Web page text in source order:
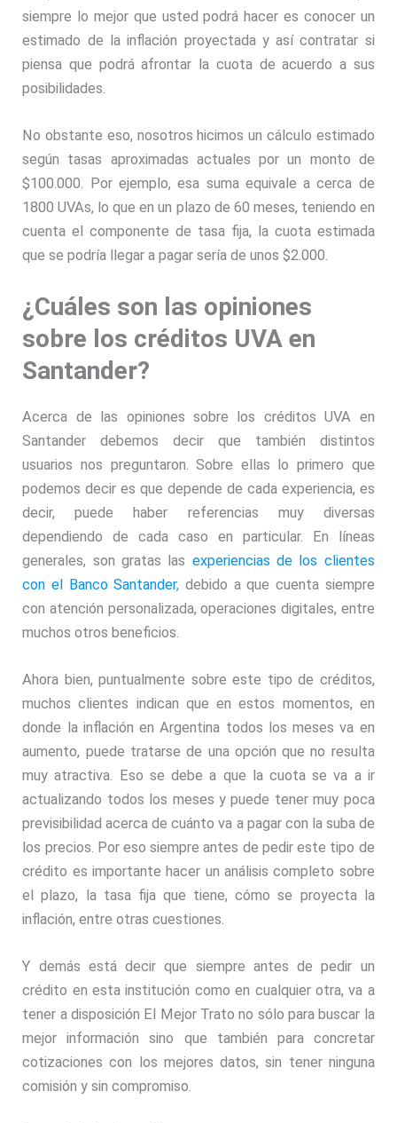
siempre lo mejor que usted podrá hacer es conocer un
estimado de la inflación proyectada y así contratar si
piensa que podrá afrontar la cuota de acuerdo a sus
posibilidades.
No obstante eso, nosotros hicimos un cálculo estimado
según tasas aproximadas actuales por un monto de
$100.000. Por ejemplo, esa suma equivale a cerca de
1800 UVAs, lo que en un plazo de 60 meses, teniendo en
cuenta el componente de tasa fija, la cuota estimada
que se podría llegar a pagar sería de unos $2.000.
¿Cuáles son las opiniones
sobre los créditos UVA en
Santander?
Acerca de las opiniones sobre los créditos UVA en
Santander debemos decir que también distintos
usuarios nos preguntaron. Sobre ellas lo primero que
podemos decir es que depende de cada experiencia, es
decir, puede haber referencias muy diversas
dependiendo de cada caso en particular. En líneas
generales, son gratas las experiencias de los clientes
con el Banco Santander, debido a que cuenta siempre
con atención personalizada, operaciones digitales, entre
muchos otros beneficios.
Ahora bien, puntualmente sobre este tipo de créditos,
muchos clientes indican que en estos momentos, en
donde la inflación en Argentina todos los meses va en
aumento, puede tratarse de una opción que no resulta
muy atractiva. Eso se debe a que la cuota se va a ir
actualizando todos los meses y puede tener muy poca
previsibilidad acerca de cuánto va a pagar con la suba de
los precios. Por eso siempre antes de pedir este tipo de
crédito es importante hacer un análisis completo sobre
el plazo, la tasa fija que tiene, cómo se proyecta la
inflación, entre otras cuestiones.
Y demás está decir que siempre antes de pedir un
crédito en esta institución como en cualquier otra, va a
tener a disposición El Mejor Trato no sólo para buscar la
mejor información sino que también para concretar
cotizaciones con los mejores datos, sin tener ninguna
comisión y sin compromiso.